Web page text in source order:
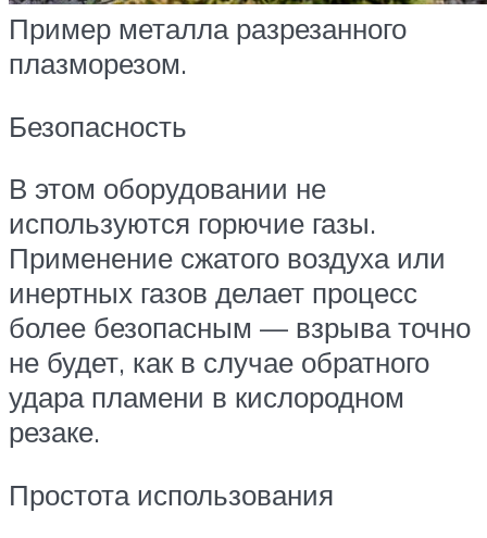
Пример металла разрезанного
плазморезом.
Безопасность
В этом оборудовании не
используются горючие газы.
Применение сжатого воздуха или
инертных газов делает процесс
более безопасным — взрыва точно
не будет, как в случае обратного
удара пламени в кислородном
резаке.
Простота использования